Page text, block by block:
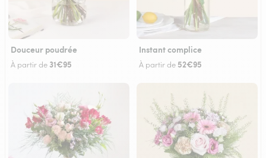
Douceur poudrée
À partir de 31€95
Instant complice
À partir de 52€95